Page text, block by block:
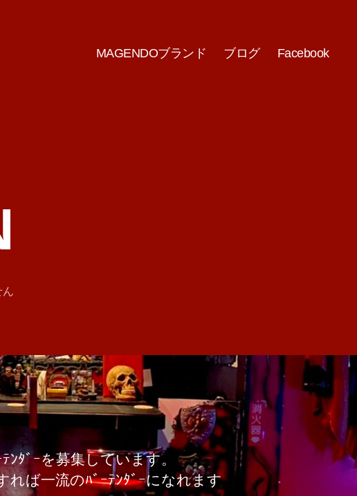
MAGENDOブランド ブログ Facebook
ん
ﾀﾞｰを募集しています。
れば一流のﾊﾞｰﾃﾝﾀﾞｰになれます